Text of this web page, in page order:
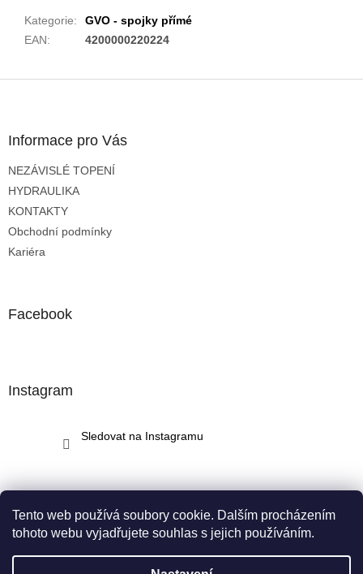
Tento web používá soubory cookie. Dalším procházením
tohoto webu vyjadřujete souhlas s jejich používáním.
Kategorie:
GVO - spojky přímé
EAN: 4200000220224
Informace pro Vás
NEZÁVISLÉ TOPENÍ
HYDRAULIKA
KONTAKTY
Obchodní podmínky
Kariéra
Facebook
Instagram
Sledovat na Instagramu